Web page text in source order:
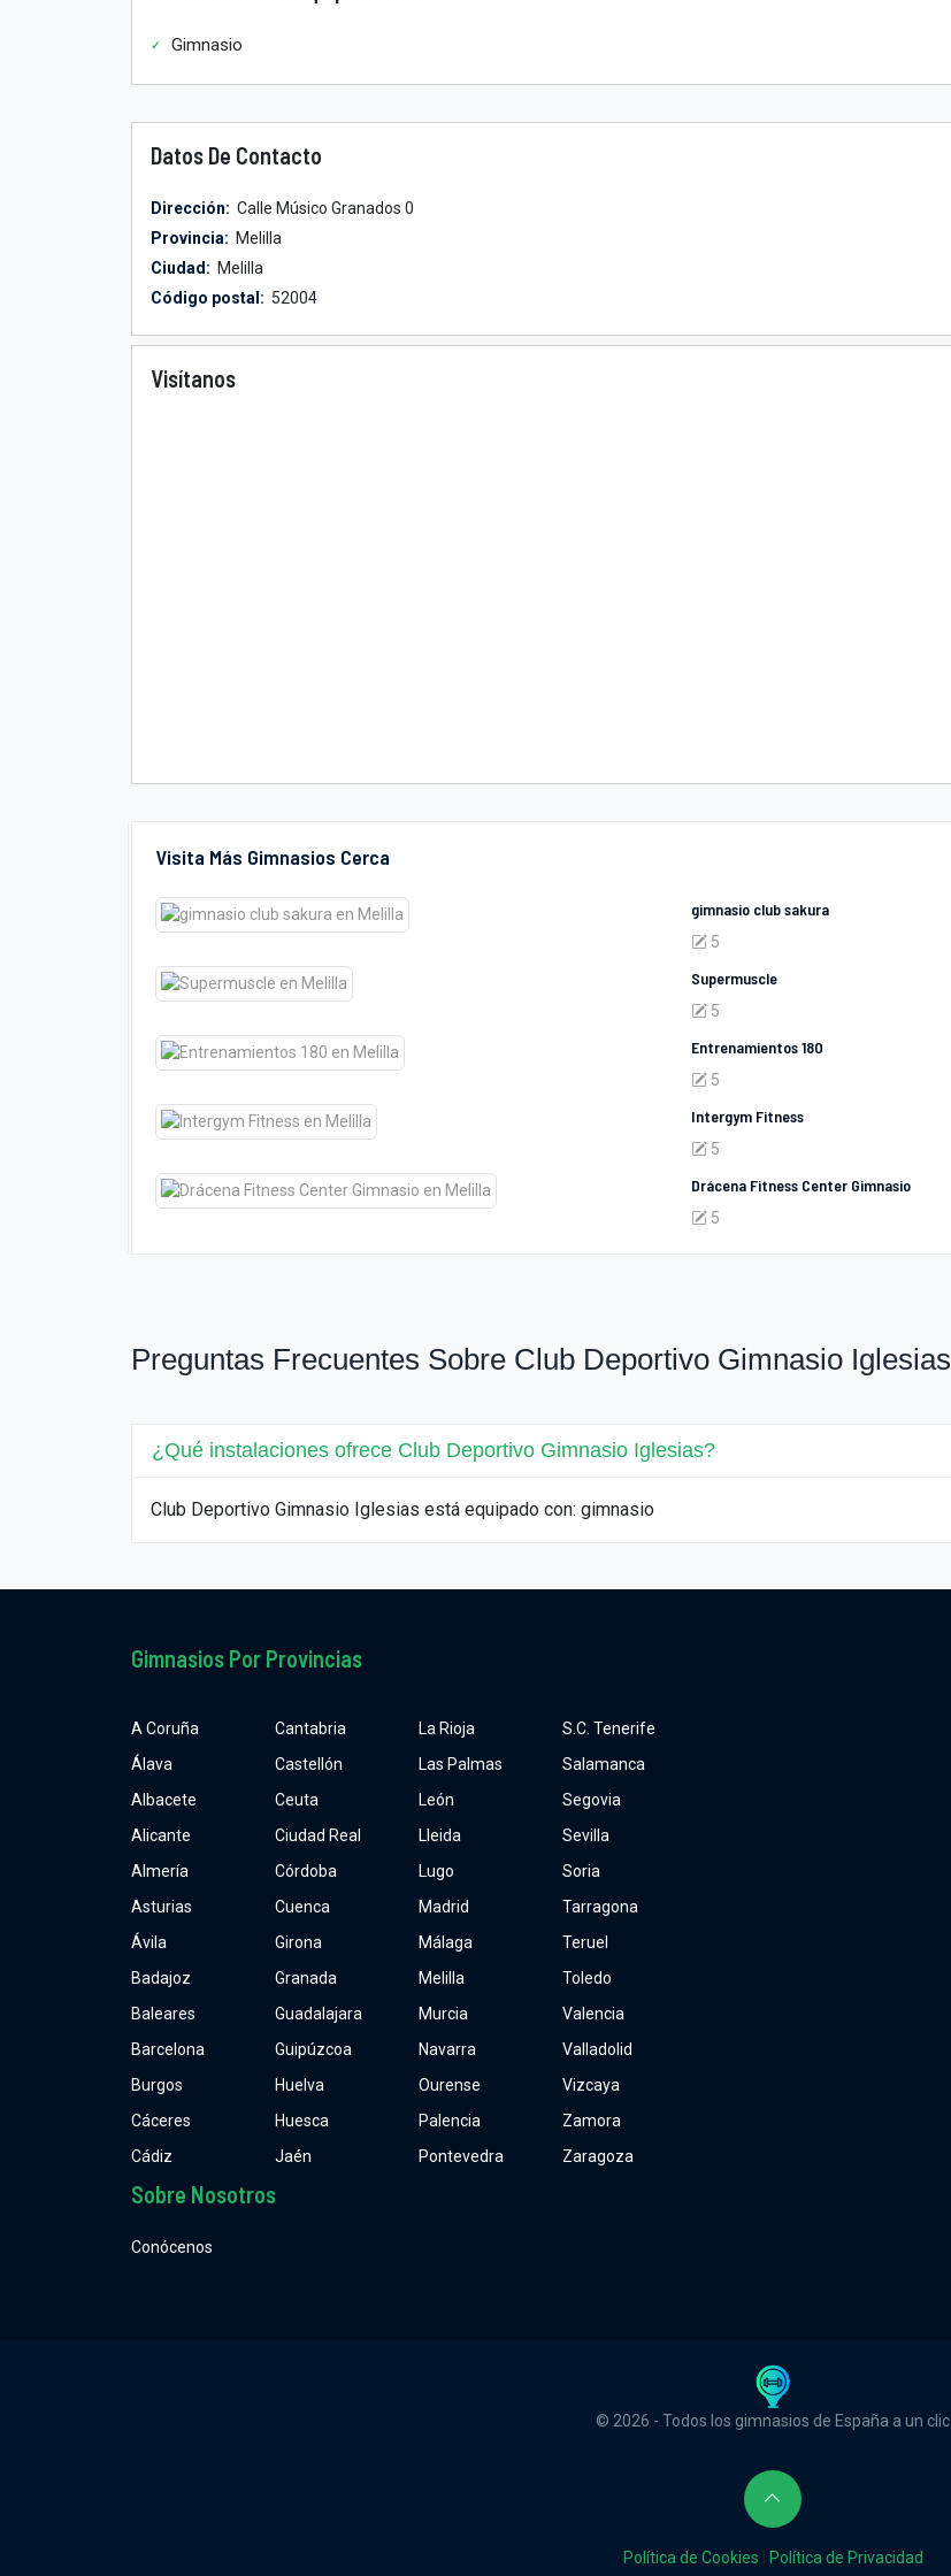
Visita Más Gimnasios Cerca
gimnasio club sakura
5
Supermuscle
5
Entrenamientos 180
5
Intergym Fitness
5
Drácena Fitness Center Gimnasio
5
Gimnasio
Datos De Contacto
Dirección: Calle Músico Granados 0
Provincia: Melilla
Ciudad: Melilla
Código postal: 52004
Visítanos
Preguntas Frecuentes Sobre Club Deportivo Gimnasio Iglesias
¿Qué instalaciones ofrece Club Deportivo Gimnasio Iglesias?
Club Deportivo Gimnasio Iglesias está equipado con: gimnasio
Gimnasios Por Provincias
A Coruña
Álava
Albacete
Alicante
Almería
Asturias
Ávila
Badajoz
Baleares
Barcelona
Burgos
Cáceres
Cádiz
Cantabria
Castellón
Ceuta
Ciudad Real
Córdoba
Cuenca
Girona
Granada
Guadalajara
Guipúzcoa
Huelva
Huesca
Jaén
La Rioja
Las Palmas
León
Lleida
Lugo
Madrid
Málaga
Melilla
Murcia
Navarra
Ourense
Palencia
Pontevedra
S.C. Tenerife
Salamanca
Segovia
Sevilla
Soria
Tarragona
Teruel
Toledo
Valencia
Valladolid
Vizcaya
Zamora
Zaragoza
Sobre Nosotros
Conócenos
© 2026 - Todos los gimnasios de España a un clic
Política de Cookies Política de Privacidad